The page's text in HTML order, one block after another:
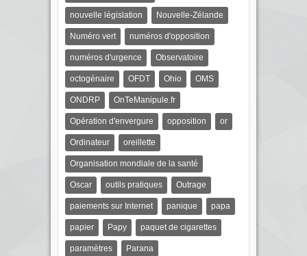
nouvelle législation Nouvelle-Zélande
Numéro vert numéros d'opposition
numéros d'urgence Observatoire
octogénaire OFDT Ohio OMS
ONDRP OnTeManipule.fr
Opération d'envergure opposition or
Ordinateur oreillette
Organisation mondiale de la santé
Oscar outils pratiques Outrage
paiements sur Internet panique papa
papier Papy paquet de cigarettes
paramètres Parana